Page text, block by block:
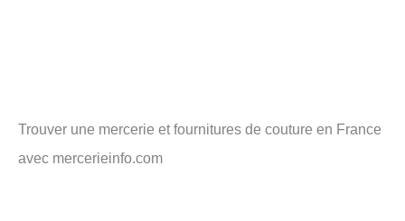
Trouver une mercerie et fournitures de couture en France
avec mercerieinfo.com